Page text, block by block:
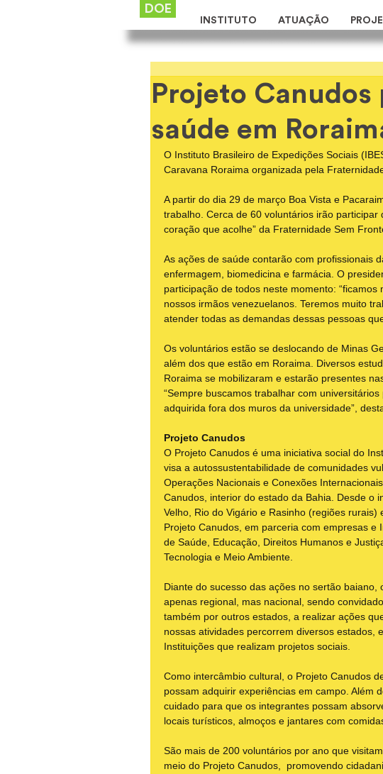
DOE
INSTITUTO ATUAÇÃO
Projeto Canudos
saúde em
O Instituto Brasileiro de Expedições Sociais
Caravana Roraima organizada pela
A partir do dia 29 de março Boa Vista e
trabalho. Cerca de 60 voluntários irão
coração que acolhe” da Fraternidade Sem
As ações de saúde contarão com profissionais
enfermagem, biomedicina e farmácia. O
participação de todos neste momento:
nossos irmãos venezuelanos. Teremos muito
atender todas as demandas dessas pessoas
Os voluntários estão se deslocando de Minas
além dos que estão em Roraima. Diversos
Roraima se mobilizaram e estarão presentes
“Sempre buscamos trabalhar com
adquirida fora dos muros da universidade”,
Projeto Canudos
O Projeto Canudos é uma iniciativa social do
visa a autossustentabilidade de comunidades
Operações Nacionais e Conexões
Canudos, interior do estado da Bahia. Desde o
Velho, Rio do Vigário e Rasinho (regiões
Projeto Canudos, em parceria com empresas e
de Saúde, Educação, Direitos Humanos e
Tecnologia e Meio Ambiente.
Diante do sucesso das ações no sertão
apenas regional, mas nacional, sendo
também por outros estados, a realizar ações
nossas atividades percorrem diversos estados,
Instituições que realizam projetos sociais.
Como intercâmbio cultural, o Projeto Canudos
possam adquirir experiências em campo. Além
cuidado para que os integrantes possam
locais turísticos, almoços e jantares com
São mais de 200 voluntários por ano que
meio do Projeto Canudos,  promovendo